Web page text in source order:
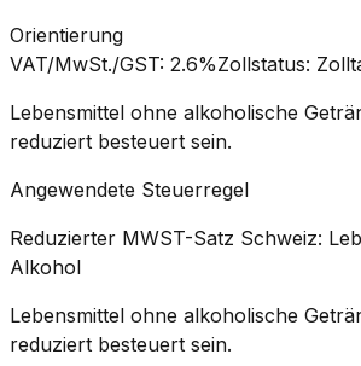
Orientierung
VAT/MwSt./GST: 2.6%Zollstatus:
Lebensmittel ohne alkoholische
reduziert besteuert sein.
Angewendete Steuerregel
Reduzierter MWST-Satz Schweiz:
Alkohol
Lebensmittel ohne alkoholische
reduziert besteuert sein.